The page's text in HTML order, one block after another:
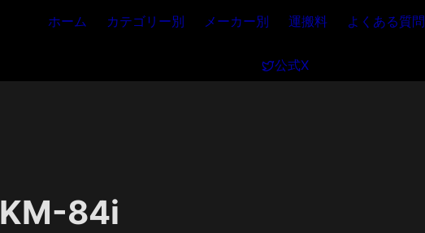
ホーム カテゴリー別 メーカー別 運搬料 よくある質問
公式X
KM-84i